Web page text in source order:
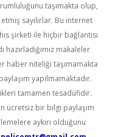
taşımakta olup,
sayılırlar. Bu internet
şirketi ile hiçbir bağlantısı
makaleler
haber niteliği taşımamakta
yapılmamaktadır.
tamamen tesadüfidir.
ücretsiz bir bilgi paylaşım
aykırı olduğunu